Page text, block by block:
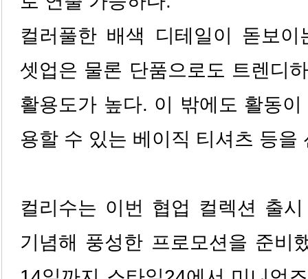
컬러풀한 배색 디테일이 돋보이
셋업은 물론 단품으로도 트렌디
활용도가 높다. 이 밖에도 활동
용할 수 있는 베이직 티셔츠 등을
컬리수는 이번 협업 컬렉션 출시
기념해 풍성한 프로모션을 준비